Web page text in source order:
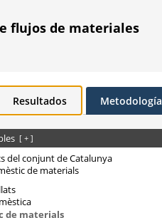
flujos de materiales
Resultados Metodología
[ + ]
del conjunt de Catalunya
de materials
de materials